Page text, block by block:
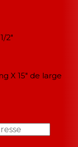
2"
X 15" de large